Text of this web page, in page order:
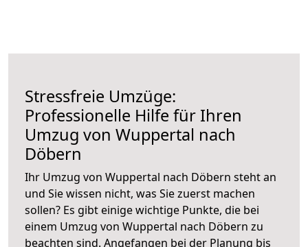
Stressfreie Umzüge:
Professionelle Hilfe für Ihren
Umzug von Wuppertal nach
Döbern
Ihr Umzug von Wuppertal nach Döbern steht an
und Sie wissen nicht, was Sie zuerst machen
sollen? Es gibt einige wichtige Punkte, die bei
einem Umzug von Wuppertal nach Döbern zu
beachten sind. Angefangen bei der Planung bis